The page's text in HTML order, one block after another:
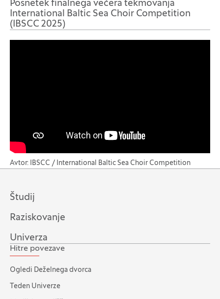
Posnetek finalnega večera tekmovanja
International Baltic Sea Choir Competition
(IBSCC 2025)
Avtor: IBSCC / International Baltic Sea Choir Competition
Študij
Raziskovanje
Univerza
Hitre povezave
Ogledi Deželnega dvorca
Teden Univerze